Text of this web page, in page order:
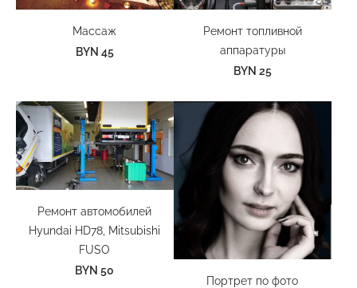
Массаж
BYN 45
Ремонт топливной
аппаратуры
BYN 25
Ремонт автомобилей
Hyundai HD78, Mitsubishi
FUSO
BYN 50
Портрет по фото